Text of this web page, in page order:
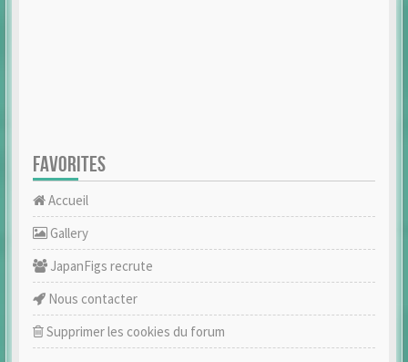
FAVORITES
Accueil
Gallery
JapanFigs recrute
Nous contacter
Supprimer les cookies du forum